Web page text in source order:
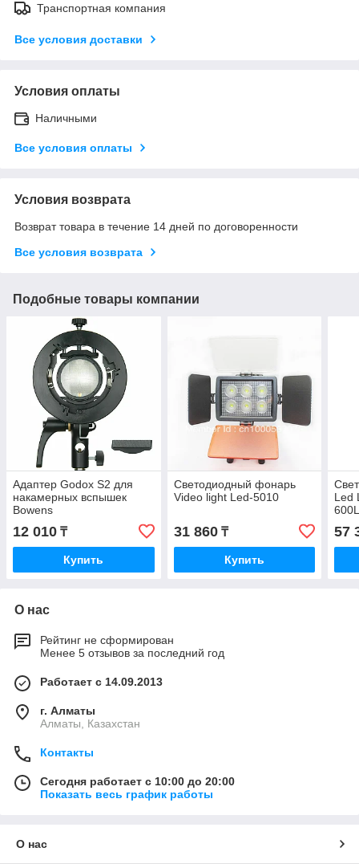
Транспортная компания
Все условия доставки
Условия оплаты
Наличными
Все условия оплаты
Условия возврата
Возврат товара в течение 14 дней по договоренности
Все условия возврата
Подобные товары компании
Адаптер Godox S2 для
накамерных вспышек
Bowens
12 010 ₸
Купить
Светодиодный фонарь
Video light Led-5010
31 860₸
Купить
Led
57
О нас
Рейтинг не сформирован
Менее 5 отзывов за последний год
Работает с 14.09.2013
г. Алматы
Алматы, Казахстан
Контакты
Сегодня работает с 10:00 до 20:00
Показать весь график работы
О нас